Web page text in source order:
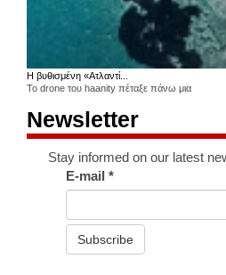
Η βυθισμένη «Ατλαντί...
Το drone του haanity πέταξε πάνω μια
Newsletter
Stay informed on our latest
E-mail*
Subscribe